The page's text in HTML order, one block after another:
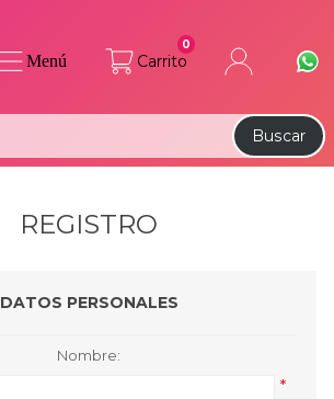
Carrito
0
Buscar
Menú
REGISTRO
DATOS PERSONALES
Nombre:
*